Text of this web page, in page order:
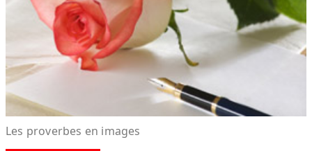
Les proverbes en images